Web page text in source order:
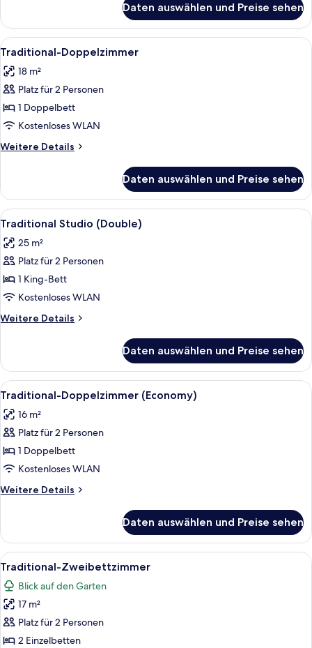
Dreibettzimmer
Daten auswählen und Preise sehen
Alle
Fotos
für
Traditional-
Doppelzimmer
anzeigen
Ein Schlafzimmer mit einem großen
5
Traditional-Doppelzimmer
18 m²
Platz für 2 Personen
1 Doppelbett
Kostenloses WLAN
Weitere Details
Weitere
Doppelzimmer
Daten auswählen und Preise sehen
Alle
Fotos
für
Traditional
Studio
(Double)
anzeigen
Ein Schlafzimmer mit weißer
7
Traditional Studio (Double)
25 m²
Platz für 2 Personen
1 King-Bett
Kostenloses WLAN
Weitere Details
Weitere
Studio
(Double)
Daten auswählen und Preise sehen
Alle
Fotos
für
Traditional-
Doppelzimmer
(Economy)
anzeigen
Ein Schlafzimmer mit einem Bett,
19
Traditional-Doppelzimmer (Economy)
16 m²
Platz für 2 Personen
1 Doppelbett
Kostenloses WLAN
Weitere Details
Weitere
Doppelzimmer
(Economy)
Daten auswählen und Preise sehen
Alle
Fotos
für
Traditional-
Zweibettzimmer
anzeigen
Ein schlicht eingerichtetes Zimmer
5
Traditional-Zweibettzimmer
Blick auf den Garten
17 m²
Platz für 2 Personen
2 Einzelbetten